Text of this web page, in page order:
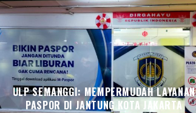
ULP SEMANGGI: MEMPERMUDAH LAYANAN
PASPOR DI JANTUNG KOTA JAKARTA